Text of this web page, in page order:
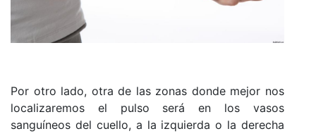
Por otro lado, otra de las zonas donde mejor nos
localizaremos el pulso será en los vasos
sanguíneos del cuello, a la izquierda o la derecha